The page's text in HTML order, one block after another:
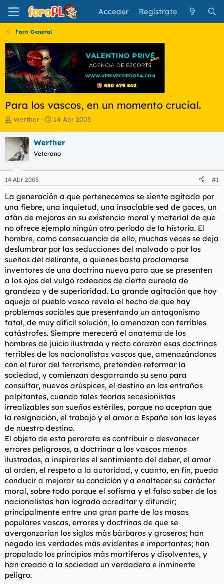
Acceder Regístrate
Foro General
Para los vascos, en un momento crucial.
I
i
c
i
a
d
o
d
e
l
t
e
m
a
Werther
F
h
a
e
i
c
i
o
14 Abr 2005
Werther
Veterano
14 Abr 2005 #1
La generación a que pertenecemos se siente agitada por
una fiebre, una inquietud, una insaciable sed de goces, un
afán de mejoras en su existencia moral y material de que
no ofrece ejemplo ningún otro período de la historia. El
hombre, como consecuencia de ello, muchas veces se deja
deslumbrar por las seducciones del malvado o por los
sueños del delirante, a quienes basta proclamarse
inventores de una doctrina nueva para que se presenten
a los ojos del vulgo rodeados de cierta aureola de
grandeza y de superioridad. La grande agitación que hoy
aqueja al pueblo vasco revela el hecho de que hay
problemas sociales que presentando un antagonismo
fatal, de muy difícil solución, lo amenazan con terribles
catástrofes. Siempre merecerá el anatema de los
hombres de juicio ilustrado y recto corazón esas doctrinas
terribles de los nacionalistas vascos que, amenazándonos
con el furor del terrorismo, pretenden reformar la
sociedad, y comienzan desgarrando su seno para
consultar, nuevos arúspices, el destino en las entrañas
palpitantes, cuando tales teorías secesionistas
irrealizables son sueños estériles, porque no aceptan que
la resignación, el trabajo y el amor a España son las leyes
de nuestro destino.
El objeto de esta perorata es contribuir a desvanecer
errores peligrosos, a doctrinar a los vascos menos
ilustrados, a inspirarles el sentimiento del deber, el amor
al orden, el respeto a la autoridad, y cuanto, en fin, pueda
conducir a mejorar su condición y a enaltecer su carácter
moral, sobre todo porque el sofisma y el falso saber de los
nacionalistas han logrado acreditar y difundir;
principalmente entre una gran parte de las masas
populares vascas, errores y doctrinas de que se
avergonzarían los siglos más bárbaros y groseros; han
negado las verdades más evidentes e importantes; han
propalado los principios más mortíferos y disolventes, y
han creado a la sociedad un verdadero e inminente
peligro.